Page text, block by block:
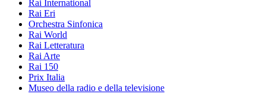
Rai International
Rai Eri
Orchestra Sinfonica
Rai World
Rai Letteratura
Rai Arte
Rai 150
Prix Italia
Museo della radio e della televisione